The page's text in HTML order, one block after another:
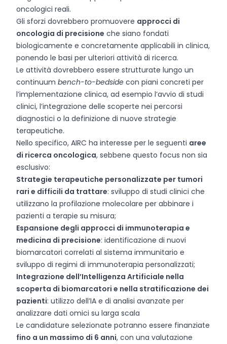
oncologici reali.
Gli sforzi dovrebbero promuovere approcci di
oncologia di precisione che siano fondati
biologicamente e concretamente applicabili in clinica,
ponendo le basi per ulteriori attività di ricerca.
Le attività dovrebbero essere strutturate lungo un
continuum bench-to-bedside con piani concreti per
l’implementazione clinica, ad esempio l’avvio di studi
clinici, l’integrazione delle scoperte nei percorsi
diagnostici o la definizione di nuove strategie
terapeutiche.
Nello specifico, AIRC ha interesse per le seguenti aree
di ricerca oncologica, sebbene questo focus non sia
esclusivo:
Strategie terapeutiche personalizzate per tumori
rari e difficili da trattare: sviluppo di studi clinici che
utilizzano la profilazione molecolare per abbinare i
pazienti a terapie su misura;
Espansione degli approcci di immunoterapia e
medicina di precisione: identificazione di nuovi
biomarcatori correlati al sistema immunitario e
sviluppo di regimi di immunoterapia personalizzati;
Integrazione dell’Intelligenza Artificiale nella
scoperta di biomarcatori e nella stratificazione dei
pazienti: utilizzo dell’IA e di analisi avanzate per
analizzare dati omici su larga scala
Le candidature selezionate potranno essere finanziate
fino a un massimo di 6 anni, con una valutazione